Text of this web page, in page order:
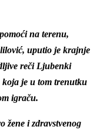
na terenu,
uputio je krajnje
reči Ljubenki
je u tom trenutku
igraču.
žene i zdravstvenog